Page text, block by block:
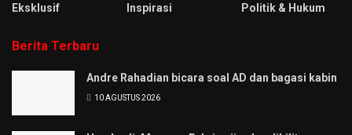
Eksklusif
Inspirasi
Politik & Hukum
Berita Terbaru
Andre Rahadian bicara soal AD dan bagasi kabin
10 AGUSTUS 2026